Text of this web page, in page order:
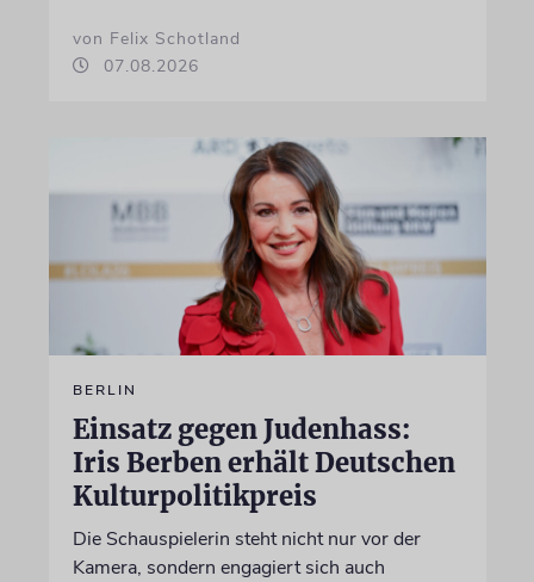
von Felix Schotland
07.08.2026
BERLIN
Einsatz gegen Judenhass:
Iris Berben erhält Deutschen
Kulturpolitikpreis
Die Schauspielerin steht nicht nur vor der
Kamera, sondern engagiert sich auch